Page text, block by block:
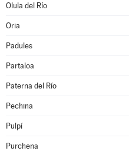
Olula del Río
Oria
Padules
Partaloa
Paterna del Río
Pechina
Pulpí
Purchena